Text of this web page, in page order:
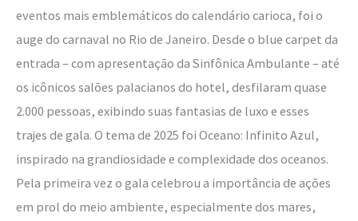
eventos mais emblemáticos do calendário carioca, foi o
auge do carnaval no Rio de Janeiro. Desde o blue carpet da
entrada – com apresentação da Sinfônica Ambulante – até
os icônicos salões palacianos do hotel, desfilaram quase
2.000 pessoas, exibindo suas fantasias de luxo e esses
trajes de gala. O tema de 2025 foi Oceano: Infinito Azul,
inspirado na grandiosidade e complexidade dos oceanos.
Pela primeira vez o gala celebrou a importância de ações
em prol do meio ambiente, especialmente dos mares,